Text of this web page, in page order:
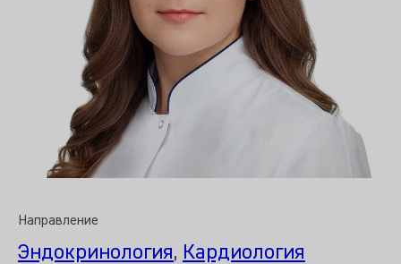
Направление
Эндокринология, Кардиология